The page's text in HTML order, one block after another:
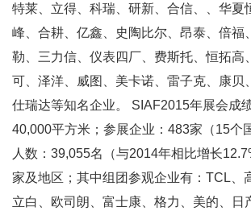
特莱、立得、科瑞、研新、合信、、华夏
峰、合耕、亿鑫、史陶比尔、昂泰、倍福
勒、三力信、仪表四厂、费斯托、恒拓高
可、泽洋、威图、美卡诺、雷子克、康贝
仕瑞达等知名企业。 SIAF2015年展会成
40,000平方米；参展企业：483家（15个
人数：39,055名（与2014年相比增长
家及地区；其中组团参观企业有：TCL、
立白、欧司朗、富士康、格力、美的、日